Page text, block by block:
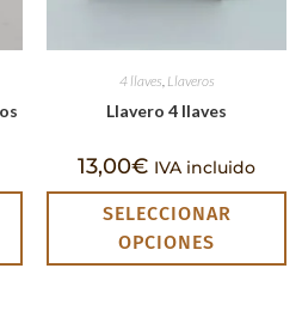
4 llaves Llaveros
Llavero 4 llaves
13,00€ IVA incluido
SELECCIONAR
OPCIONES